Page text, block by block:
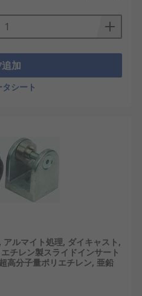
追加
タシート
ルマイト処理, ダイキャスト,
チレン製スライドインサート
高分子量ポリエチレン, 亜鉛